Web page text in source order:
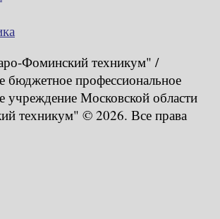
Фоминский техникум" /
бюджетное профессиональное
учреждение Московской области
техникум" © 2026. Все права